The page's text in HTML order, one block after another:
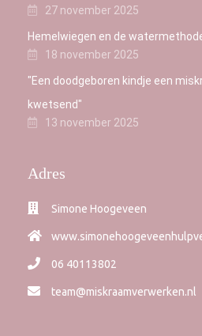
27 november 2025
Hemelwiegen en de
18 november 2025
"Een doodgeboren kindje een
kwetsend"
13 november 2025
Adres
Simone Hoogeveen
06 40113802
team@miskraamverwerken.nl